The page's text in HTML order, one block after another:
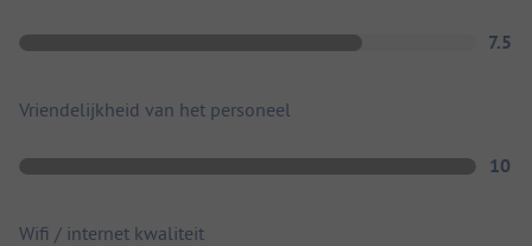
7.5
Vriendelijkheid van het personeel
10
Wifi / internet kwaliteit